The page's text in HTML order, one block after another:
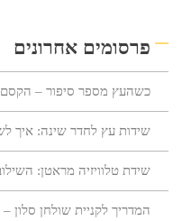
פרסומים אחרונים
כשהעץ מספר סיפור – הקסם
שידות עץ לחדר שינה: איך
שידת טלוויזיה מראטן:
המדריך לקניית שולחן סלון